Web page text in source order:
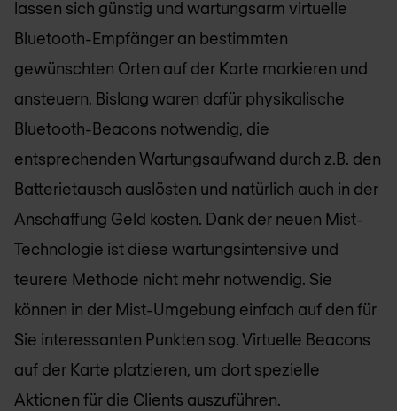
lassen sich günstig und wartungsarm virtuelle
Bluetooth-Empfänger an bestimmten
gewünschten Orten auf der Karte markieren und
ansteuern. Bislang waren dafür physikalische
Bluetooth-Beacons notwendig, die
entsprechenden Wartungsaufwand durch z.B. den
Batterietausch auslösten und natürlich auch in der
Anschaffung Geld kosten. Dank der neuen Mist-
Technologie ist diese wartungsintensive und
teurere Methode nicht mehr notwendig. Sie
können in der Mist-Umgebung einfach auf den für
Sie interessanten Punkten sog. Virtuelle Beacons
auf der Karte platzieren, um dort spezielle
Aktionen für die Clients auszuführen.